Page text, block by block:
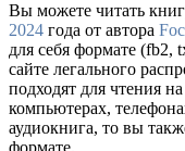
Вы можете читать
2024 года от автора
для себя формате (fb2,
сайте легального
подходят для чтения
компьютерах,
аудиокнига, то вы